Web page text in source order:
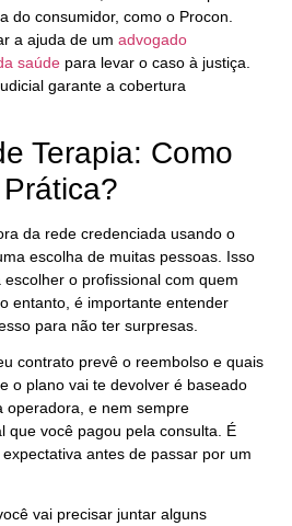
do consumidor, como o Procon.
a ajuda de um advogado
saúde para levar o caso à justiça.
garante a cobertura
Terapia: Como
da rede credenciada usando o
escolha de muitas pessoas. Isso
o profissional com quem
entanto, é importante entender
para não ter surpresas.
contrato prevê o reembolso e quais
o plano vai te devolver é baseado
operadora, e nem sempre
que você pagou pela consulta. É
antes de passar por um
vai precisar juntar alguns